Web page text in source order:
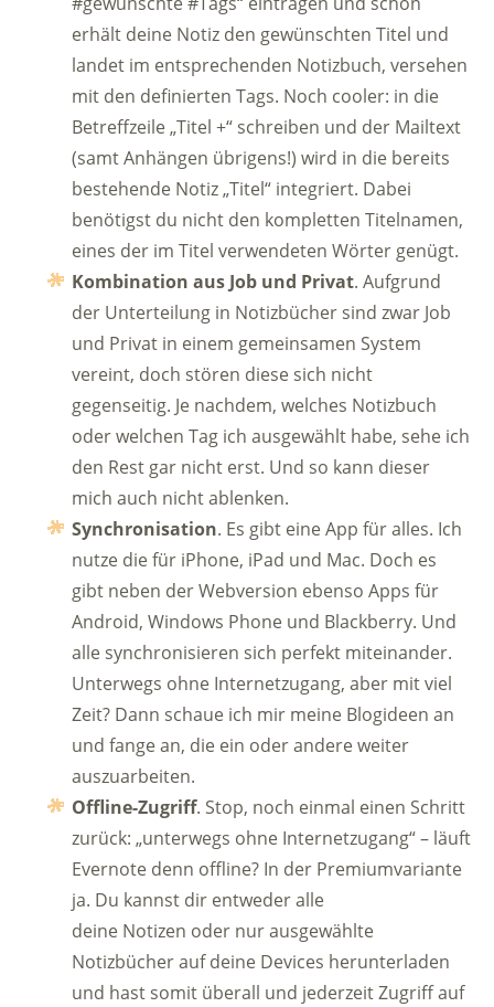
erhält deine Notiz den gewünschten Titel und
landet im entsprechenden Notizbuch, versehen
mit den definierten Tags. Noch cooler: in die
Betreffzeile „Titel +“ schreiben und der Mailtext
(samt Anhängen übrigens!) wird in die bereits
bestehende Notiz „Titel“ integriert. Dabei
benötigst du nicht den kompletten Titelnamen,
eines der im Titel verwendeten Wörter genügt.
Kombination aus Job und Privat. Aufgrund
der Unterteilung in Notizbücher sind zwar Job
und Privat in einem gemeinsamen System
vereint, doch stören diese sich nicht
gegenseitig. Je nachdem, welches Notizbuch
oder welchen Tag ich ausgewählt habe, sehe ich
den Rest gar nicht erst. Und so kann dieser
mich auch nicht ablenken.
Synchronisation. Es gibt eine App für alles. Ich
nutze die für iPhone, iPad und Mac. Doch es
gibt neben der Webversion ebenso Apps für
Android, Windows Phone und Blackberry. Und
alle synchronisieren sich perfekt miteinander.
Unterwegs ohne Internetzugang, aber mit viel
Zeit? Dann schaue ich mir meine Blogideen an
und fange an, die ein oder andere weiter
auszuarbeiten.
Offline-Zugriff. Stop, noch einmal einen Schritt
zurück: „unterwegs ohne Internetzugang“ – läuft
Evernote denn offline? In der Premiumvariante
ja. Du kannst dir entweder alle
deine Notizen oder nur ausgewählte
Notizbücher auf deine Devices herunterladen
und hast somit überall und jederzeit Zugriff auf